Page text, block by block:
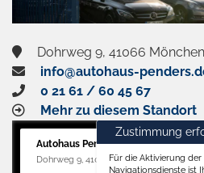
Dohrweg 9, 41066
info@autohaus-
0 21 61 / 60 45 67
Mehr zu diesem Standort
Autohaus Penders (Service)
Dohrweg 9, 41066 Mönchengladbach
Zustimmung
Für die Aktivierung
Navigationsdienste ist